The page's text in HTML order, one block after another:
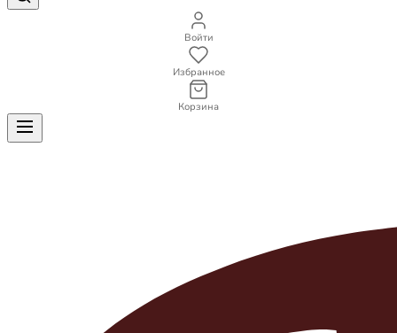
Войти
Избранное
Корзина